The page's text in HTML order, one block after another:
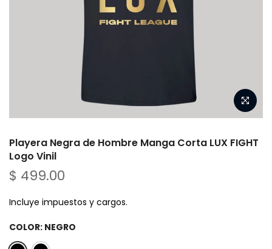
Playera Negra de Hombre Manga Corta LUX FIGHT
Logo Vinil
$ 499.00
Incluye impuestos y cargos.
COLOR: NEGRO